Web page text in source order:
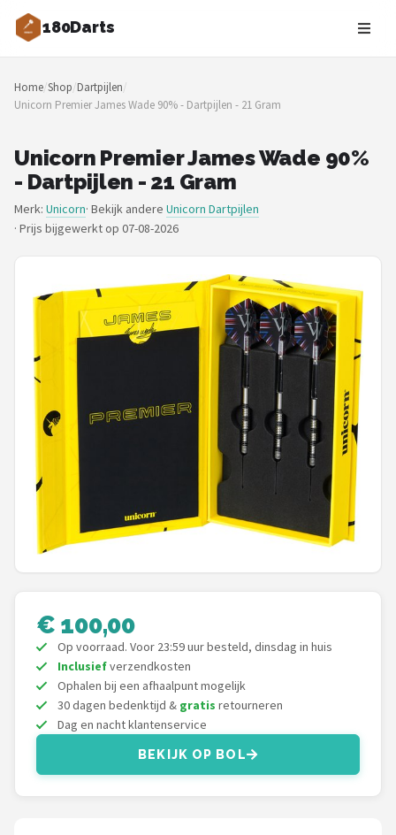
180Darts
Zoeken
NAVIGATIE
Merken
Blog
Dartspelers
Toernooien
Spelregels
Uitgooilijst
Dartshop
POPULAIRE MERKEN
Target
Winmau
Dart
ABC Darts
Mission
KOTO
Home/Shop/Dartpijlen/
Unicorn Premier James Wade 90% - Dartpijlen - 21 Gram
Unicorn Premier James Wade 90%
- Dartpijlen - 21 Gram
Merk: Unicorn· Bekijk andere Unicorn Dartpijlen
· Prijs bijgewerkt op 07-08-2026
€ 100,00
Op voorraad. Voor 23:59 uur besteld, dinsdag in huis
Inclusiefverzendkosten
Ophalen bij een afhaalpunt mogelijk
30 dagen bedenktijd & gratis retourneren
Dag en nacht klantenservice
BEKIJK OP BOL